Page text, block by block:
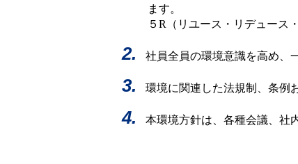
ます。
５R（リユース・リデュース
社員全員の環境意識を高め、
環境に関連した法規制、条例
本環境方針は、各種会議、社